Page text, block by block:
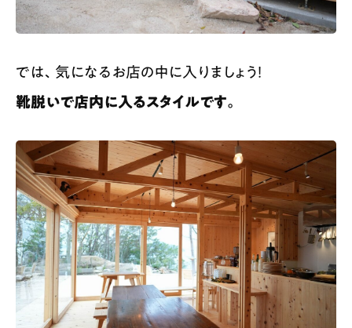
では、気になるお店の中に入りましょう！
靴脱いで店内に入るスタイルです。